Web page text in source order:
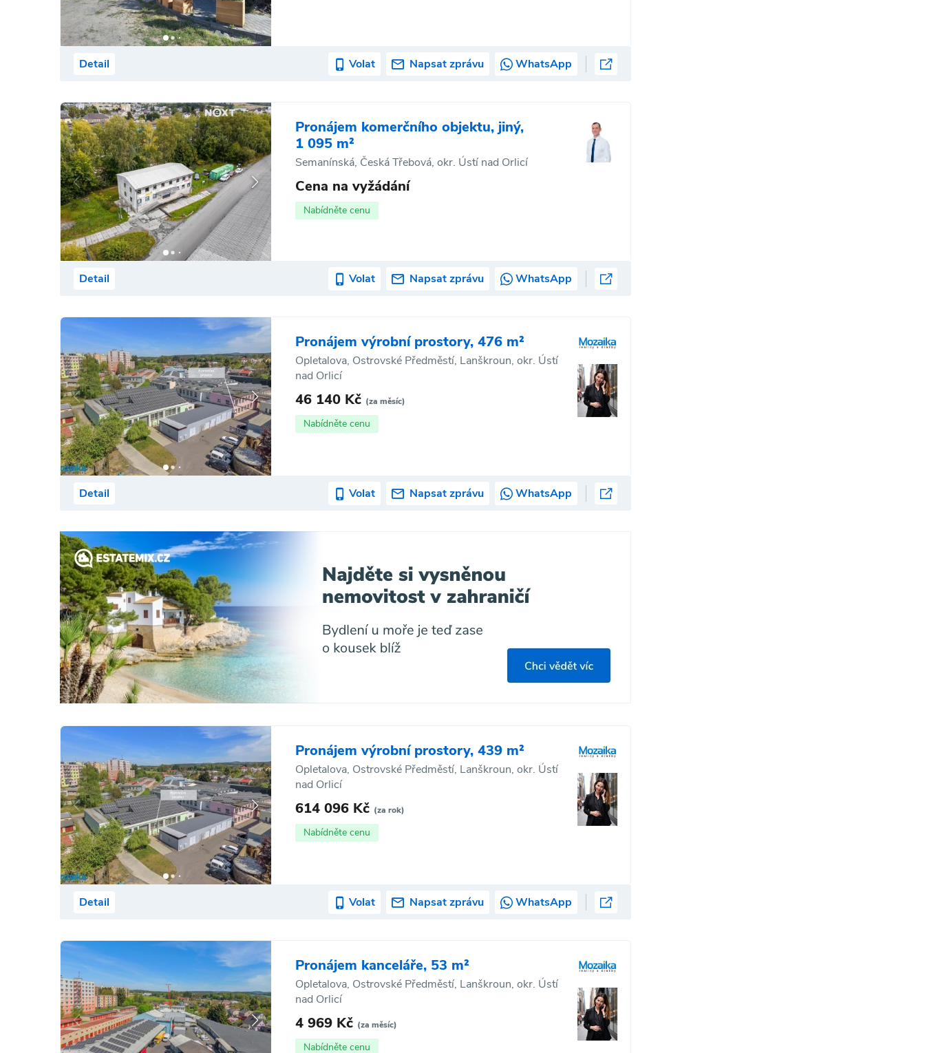
Detail Volat Napsat zprávu WhatsApp
Pronájem komerčního objektu, jiný,
1 095 m²
Semanínská, Česká Třebová, okr. Ústí nad Orlicí
Cena na vyžádání
Nabídněte cenu
Detail Volat Napsat zprávu WhatsApp
Pronájem výrobní prostory, 476 m²
Opletalova, Ostrovské Předměstí, Lanškroun, okr. Ústí
nad Orlicí
46 140 Kč (za měsíc)
Nabídněte cenu
Detail Volat Napsat zprávu WhatsApp
Pronájem výrobní prostory, 439 m²
Opletalova, Ostrovské Předměstí, Lanškroun, okr. Ústí
nad Orlicí
614 096 Kč (za rok)
Nabídněte cenu
Detail Volat Napsat zprávu WhatsApp
Pronájem kanceláře, 53 m²
Opletalova, Ostrovské Předměstí, Lanškroun, okr. Ústí
nad Orlicí
4 969 Kč (za měsíc)
Nabídněte cenu